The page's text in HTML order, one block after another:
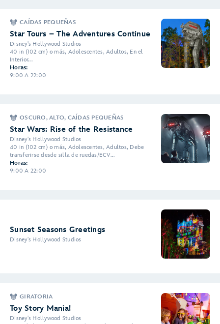
CAÍDAS PEQUEÑAS
Star Tours – The Adventures Continue
Disney's Hollywood Studios
40 in (102 cm) o más, Adolescentes, Adultos, En el
Interior...
Horas:
9:00 A 22:00
OSCURO, ALTO, CAÍDAS PEQUEÑAS
Star Wars: Rise of the Resistance
Disney's Hollywood Studios
40 in (102 cm) o más, Adolescentes, Adultos, Debe
transferirse desde silla de ruedas/ECV...
Horas:
9:00 A 22:00
Sunset Seasons Greetings
Disney's Hollywood Studios
GIRATORIA
Toy Story Mania!
Disney's Hollywood Studios